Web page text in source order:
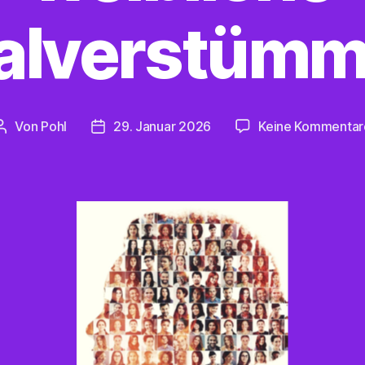
Beitragsautor
Von Pohl Beitragsdatum
29. Januar 2026 Keine